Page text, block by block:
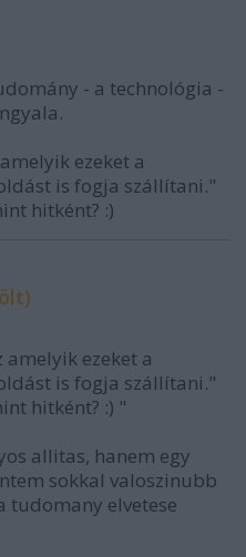
- a technológia -
ezeket a
is fogja szállítani."
hitként? :)
ezeket a
is fogja szállítani."
hitként? :) "
allitas, hanem egy
sokkal valoszinubb
tudomany elvetese